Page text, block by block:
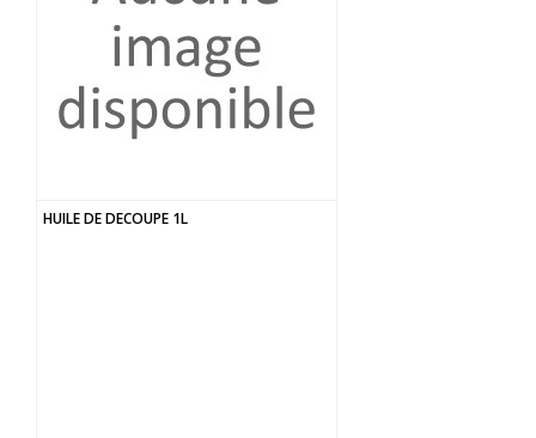
HUILE DE DECOUPE 1L